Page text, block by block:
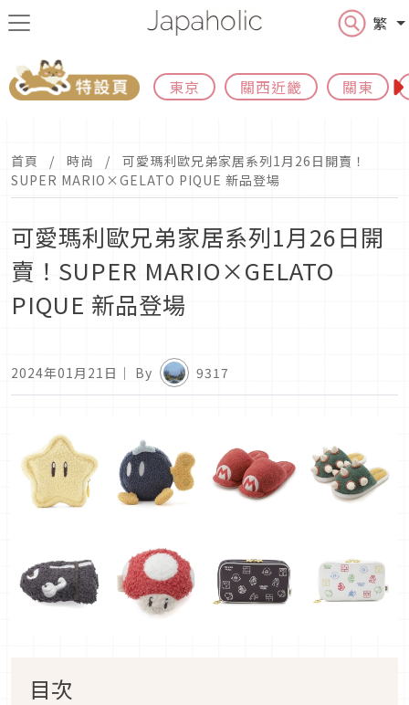
繁
東京 關西近畿 關東
首頁 時尚
可愛瑪利歐兄弟家居系列1月26日開賣！
SUPER MARIO×GELATO PIQUE 新品登場
可愛瑪利歐兄弟家居系列1月26日開
賣！SUPER MARIO×GELATO
PIQUE 新品登場
2024年01月21日 ｜ By 9317
目次